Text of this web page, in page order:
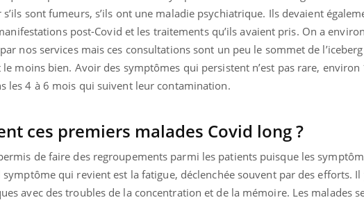
sont fumeurs, s’ils ont une maladie psychiatrique. Ils devaient
post-Covid et les traitements qu’ils avaient pris. On a
nos services mais ces consultations sont un peu le sommet de
moins bien. Avoir des symptômes qui persistent n’est pas rare, environ
les 4 à 6 mois qui suivent leur contamination.
ces premiers malades Covid long ?
de faire des regroupements parmi les patients puisque les
qui revient est la fatigue, déclenchée souvent par des efforts. Il
avec des troubles de la concentration et de la mémoire. Les malades